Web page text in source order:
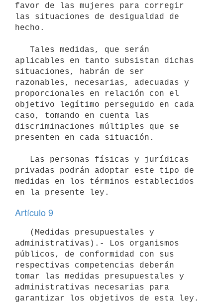
favor de las mujeres para corregir
las situaciones de desigualdad de
hecho.
aplicables en tanto subsistan dichas
situaciones, habrán de ser
razonables, necesarias, adecuadas y
proporcionales en relación con el
objetivo legítimo perseguido en cada
caso, tomando en cuenta las
discriminaciones múltiples que se
presenten en cada situación.
privadas podrán adoptar este tipo de
medidas en los términos establecidos
Artículo 9
administrativas).- Los organismos
públicos, de conformidad con sus
respectivas competencias deberán
tomar las medidas presupuestales y
administrativas necesarias para
garantizar los objetivos de esta ley.